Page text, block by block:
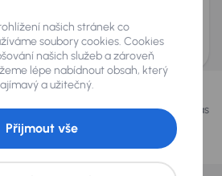
Dopraváků 874/15, Čimice, 184 00 Praha 8 bude
osobní údaje v souladu se zásadami ochrany a
pro vás
vozyz naší nabídky. Každý den pro vás
až 400 vozů
našich stránek co
soubory cookies. Cookies
našich služeb a zároveň
lépe nabídnout obsah, který
a užitečný.
Přijmout vše